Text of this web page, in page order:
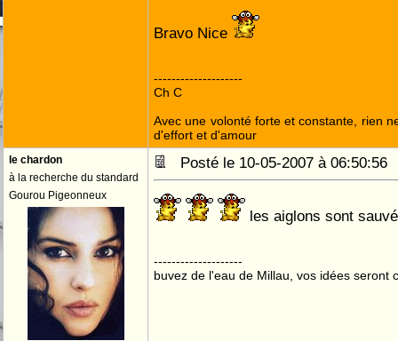
Bravo Nice
--------------------
Ch C
Avec une volonté forte et constante, rien
d'effort et d'amour
le chardon
à la recherche du standard
Gourou Pigeonneux
Posté le 10-05-2007 à
les aiglons sont
--------------------
buvez de l'eau de Millau, vos idées seront